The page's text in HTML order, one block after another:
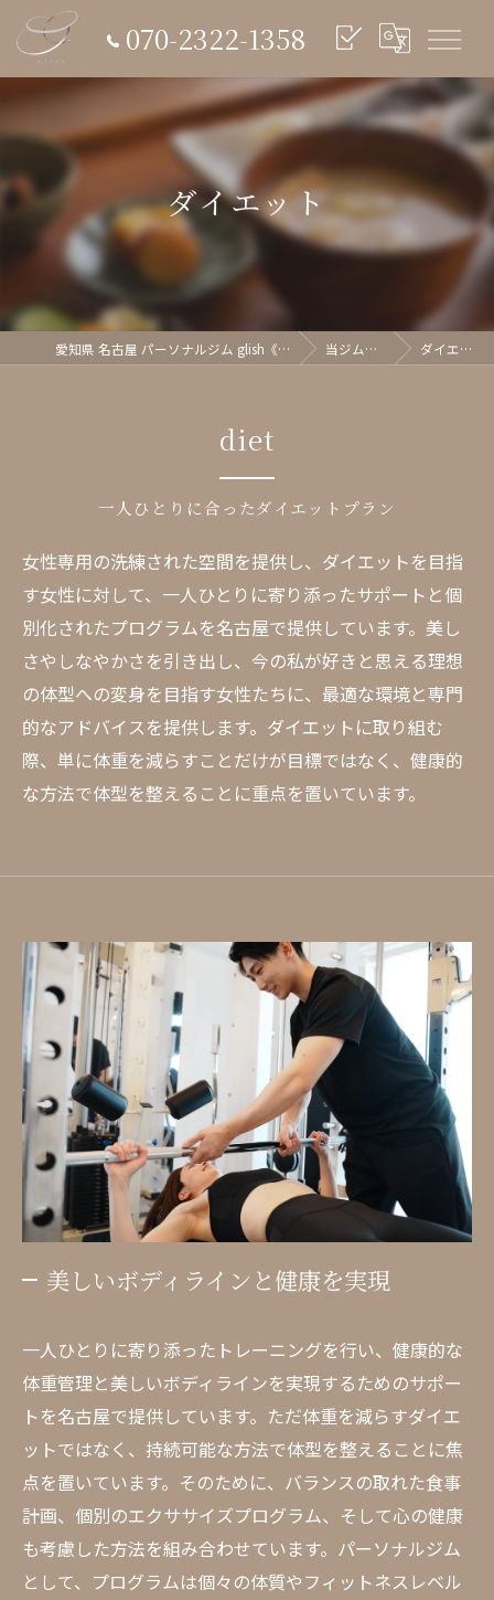
070-2322-1358
ダイエット
愛知県 名古屋 パーソナルジム glish《グリッシュ》 当ジムの特徴 ダイエット
一人ひとりに合ったダイエットプラン
diet
女性専用の洗練された空間を提供し、ダイエットを目指
す女性に対して、一人ひとりに寄り添ったサポートと個
別化されたプログラムを名古屋で提供しています。美し
さやしなやかさを引き出し、今の私が好きと思える理想
の体型への変身を目指す女性たちに、最適な環境と専門
的なアドバイスを提供します。ダイエットに取り組む
際、単に体重を減らすことだけが目標ではなく、健康的
な方法で体型を整えることに重点を置いています。
美しいボディラインと健康を実現
一人ひとりに寄り添ったトレーニングを行い、健康的な
体重管理と美しいボディラインを実現するためのサポー
トを名古屋で提供しています。ただ体重を減らすダイエ
ットではなく、持続可能な方法で体型を整えることに焦
点を置いています。そのために、バランスの取れた食事
計画、個別のエクササイズプログラム、そして心の健康
も考慮した方法を組み合わせています。パーソナルジム
として、プログラムは個々の体質やフィットネスレベル